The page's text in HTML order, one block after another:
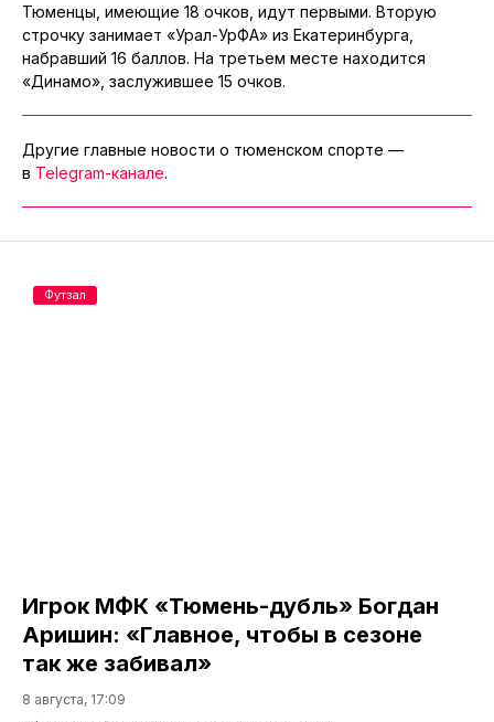
Тюменцы, имеющие 18 очков, идут первыми. Вторую
строчку занимает «Урал-УрФА» из Екатеринбурга,
набравший 16 баллов. На третьем месте находится
«Динамо», заслужившее 15 очков.
Другие главные новости о тюменском спорте —
в Telegram-канале.
Игрок МФК «Тюмень-дубль» Богдан
Аришин: «Главное, чтобы в сезоне
так же забивал»
8 августа, 17:09
Футзал